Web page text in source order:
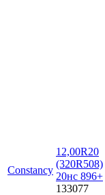
Constancy
12,00R20
(320R508)
20нс 896+
133077